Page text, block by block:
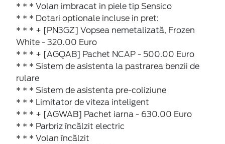
* * * Volan imbracat in piele tip Sensico
* * * Dotari optionale incluse in pret:
* * * + [PN3GZ] Vopsea nemetalizată, Frozen
White - 320.00 Euro
* * * + [AGQAB] Pachet NCAP - 500.00 Euro
* * * Sistem de asistenta la pastrarea benzii de
rulare
* * * Sistem de asistenta pre-coliziune
* * * Limitator de viteza inteligent
* * * + [AGWAB] Pachet iarna - 630.00 Euro
* * * Parbriz încălzit electric
* * * Volan încălzit